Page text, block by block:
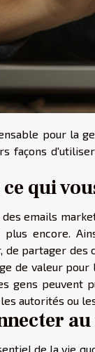
pour la
façons
qui
emails
encore.
de partager
de valeur
gens
autorités ou
de la vie